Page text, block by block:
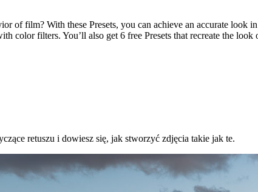
of film? With these Presets, you can achieve an accurate look
color filters. You’ll also get 6 free Presets that recreate the
retuszu i dowiesz się, jak stworzyć zdjęcia takie jak te.